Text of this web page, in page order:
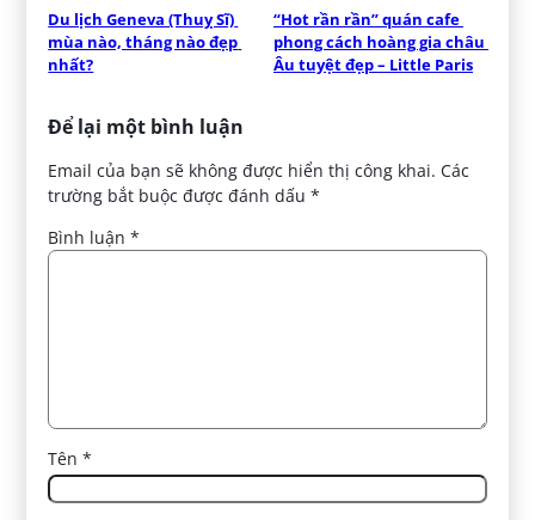
Du lịch Geneva (Thuỵ Sĩ)
mùa nào, tháng nào đẹp
nhất?
“Hot rần rần” quán cafe
phong cách hoàng gia châu
Âu tuyệt đẹp – Little Paris
Để lại một bình luận
Email của bạn sẽ không được hiển thị công khai. Các
trường bắt buộc được đánh dấu*
Bình luận*
Tên*